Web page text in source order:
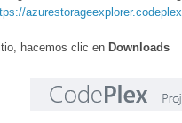
hacemos clic en Downloads